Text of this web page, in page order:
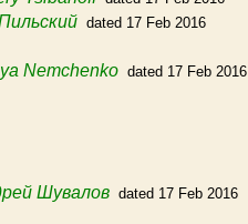
dated 17 Feb 2016
Nemchenko dated 17 Feb 2016
Шувалов dated 17 Feb 2016